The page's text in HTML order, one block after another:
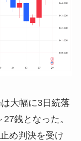
大幅に3日続落
銭となった。
め判決を受け